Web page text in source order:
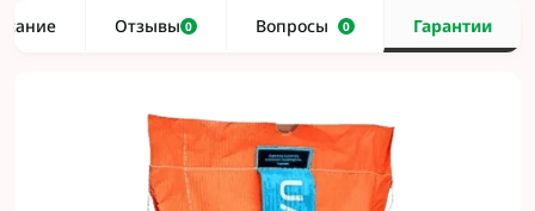
Отзывы 0 Вопросы 0 Гарантии